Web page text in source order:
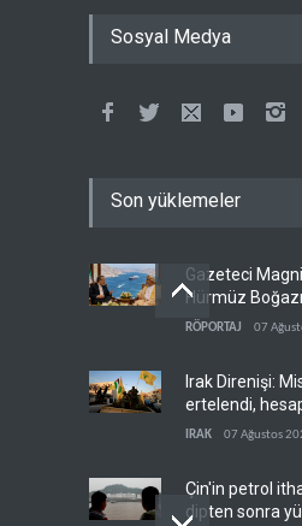
Sosyal Medya
Son yüklemeler
Gazeteci
Hürmüz
doğrudan İran
RÖPORTAJ 07
Irak Direnişi:
ertelendi,
IRAK 07 Ağustos
Çin'in petrol
dipten sonra